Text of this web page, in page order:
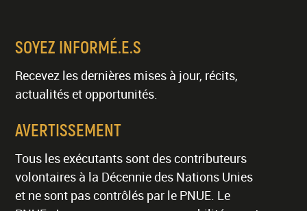
SOYEZ INFORMÉ.E.S
Recevez les dernières mises à jour, récits,
actualités et opportunités.
AVERTISSEMENT
Tous les exécutants sont des contributeurs
volontaires à la Décennie des Nations Unies
et ne sont pas contrôlés par le PNUE. Le